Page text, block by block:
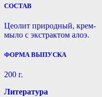
СОСТАВ
Цеолит природный, крем-
мыло с экстрактом алоэ.
ФОРМА ВЫПУСКА
200 г.
Литература